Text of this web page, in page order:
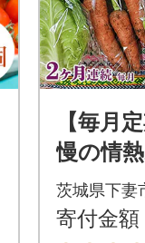
【毎月
慢の情
1品(種
回
茨城県下妻
寄付金額